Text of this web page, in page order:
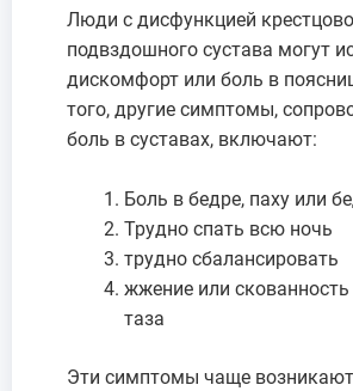
Люди с дисфункцией
подвздошного сустава могут
дискомфорт или боль в
того, другие симптомы,
боль в суставах, включают:
Боль в бедре, паху или
Трудно спать всю ночь
трудно сбалансировать
жжение или скованность
таза
Эти симптомы чаще